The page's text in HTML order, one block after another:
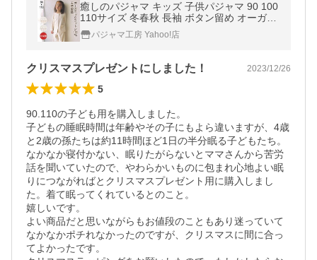
癒しのパジャマ キッズ 子供パジャマ 90 100
110サイズ 冬春秋 長袖 ボタン留め オーガニ
ックコットン 天然染色 接結ニット 日本製 0
380パジャマ工房 Yahoo!店
クリスマスプレゼントにしました！ 2023/12/26
5
90.110の子ども用を購入しました。
子どもの睡眠時間は年齢やその子にもよら違いますが、4歳
と2歳の孫たちは約11時間ほど1日の半分眠る子どもたち。
なかなか寝付かない、眠りたがらないとママさんから苦労
話を聞いていたので、やわらかいものに包まれ心地よい眠
りにつながればとクリスマスプレゼント用に購入しまし
た。着て眠ってくれているとのこと。
嬉しいです。
よい商品だと思いながらもお値段のこともあり迷っていて
なかなかポチれなかったのですが、クリスマスに間に合っ
てよかったです。